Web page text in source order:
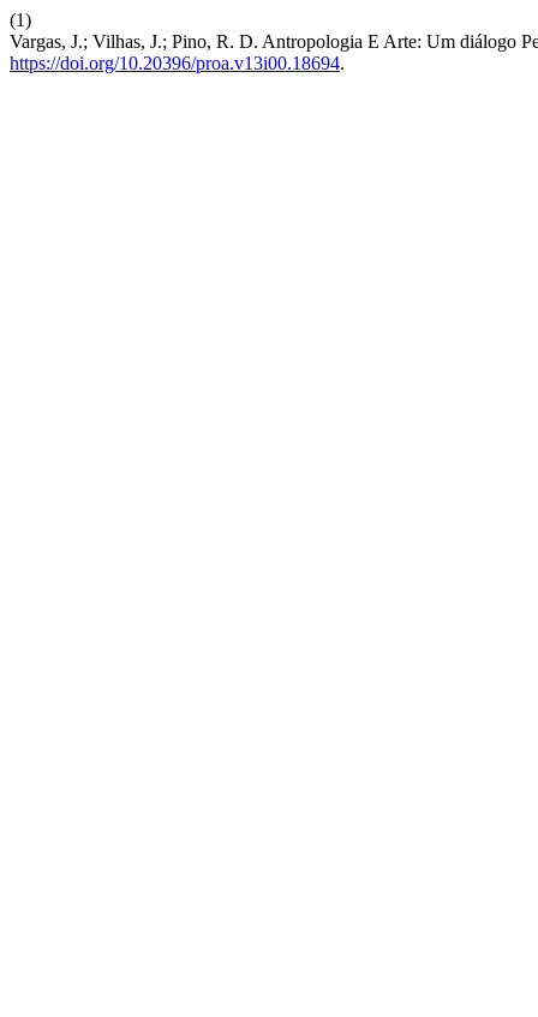
(1)
Vargas, J.; Vilhas, J.; Pino, R. D. Antropologia E Arte: Um diálogo
https://doi.org/10.20396/proa.v13i00.18694.